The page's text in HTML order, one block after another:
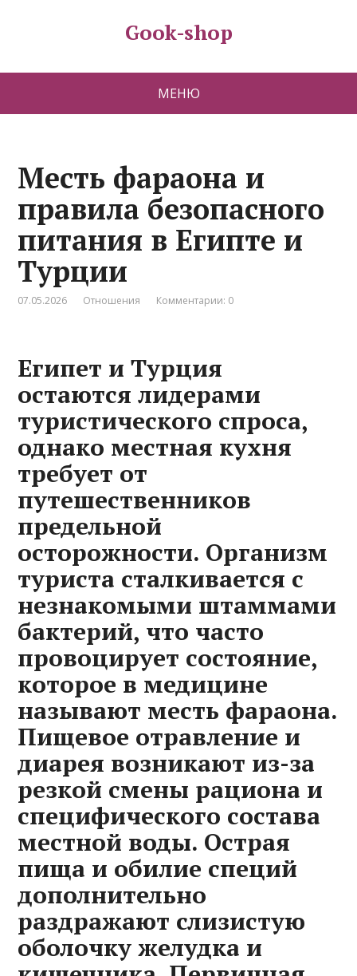
Gook-shop
МЕНЮ
Месть фараона и
правила безопасного
питания в Египте и
Турции
07.05.2026 Отношения Комментарии: 0
Египет и Турция
остаются лидерами
туристического спроса,
однако местная кухня
требует от
путешественников
предельной
осторожности. Организм
туриста сталкивается с
незнакомыми штаммами
бактерий, что часто
провоцирует состояние,
которое в медицине
называют месть фараона.
Пищевое отравление и
диарея возникают из-за
резкой смены рациона и
специфического состава
местной воды. Острая
пища и обилие специй
дополнительно
раздражают слизистую
оболочку желудка и